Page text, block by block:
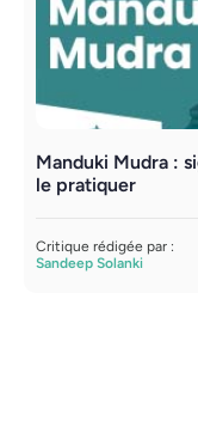
Manduki Mudra :
le pratiquer
Critique rédigée par :
Sandeep Solanki